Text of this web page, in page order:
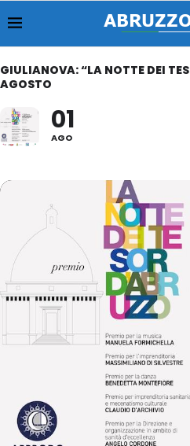
GIULIANOVA: “LA NOTTE DEI
AGOSTO
01
AGO